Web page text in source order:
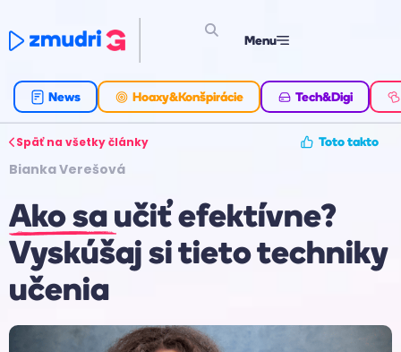
Menu
News Hoaxy&Konšpirácie Tech&Digi
Späť na všetky články Toto takto
Bianka Verešová
Ako sa učiť efektívne?
Vyskúšaj si tieto techniky
učenia